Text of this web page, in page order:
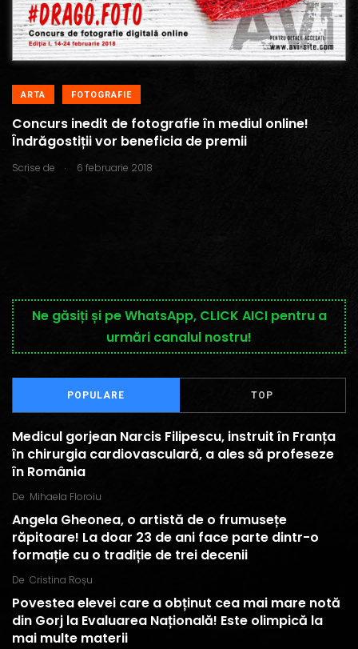
ARTA FOTOGRAFIE
Concurs inedit de fotografie în mediul online!
Îndrăgostiții vor beneficia de premii
Scrise de . 6 februarie 2018
Ne găsiți și pe WhatsApp, CLICK AICI pentru a
urmări canalul nostru!
POPULARE TOP
Medicul gorjean Narcis Filipescu, instruit în Franța
în chirurgia cardiovasculară, a ales să profeseze
în România
De Mihaela Floroiu
Angela Gheonea, o artistă de o frumusețe
răpitoare! La doar 23 de ani face parte dintr-o
formație cu o tradiție de trei decenii
De Cristina Roșu
Povestea elevei care a obținut cea mai mare notă
din Gorj la Evaluarea Națională! Este olimpică la
mai multe materii